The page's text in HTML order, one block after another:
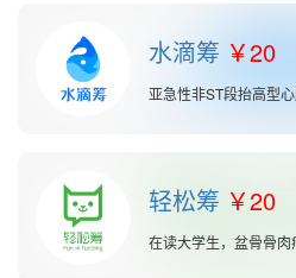
水滴筹 20
亚急性非ST段抬高型
轻松筹 20
在读大学生，盆骨骨肉